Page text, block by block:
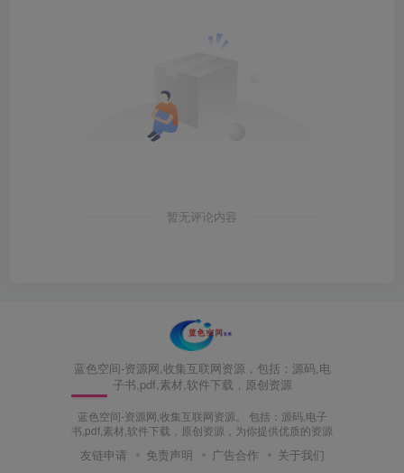
暂无评论内容
蓝色空间-资源网,收集互联网资源，包括：源码,电
子书,pdf,素材,软件下载，原创资源
蓝色空间-资源网,收集互联网资源。 包括：源码,电子
书,pdf,素材,软件下载，原创资源，为你提供优质的资源
友链申请 免责声明 广告合作 关于我们